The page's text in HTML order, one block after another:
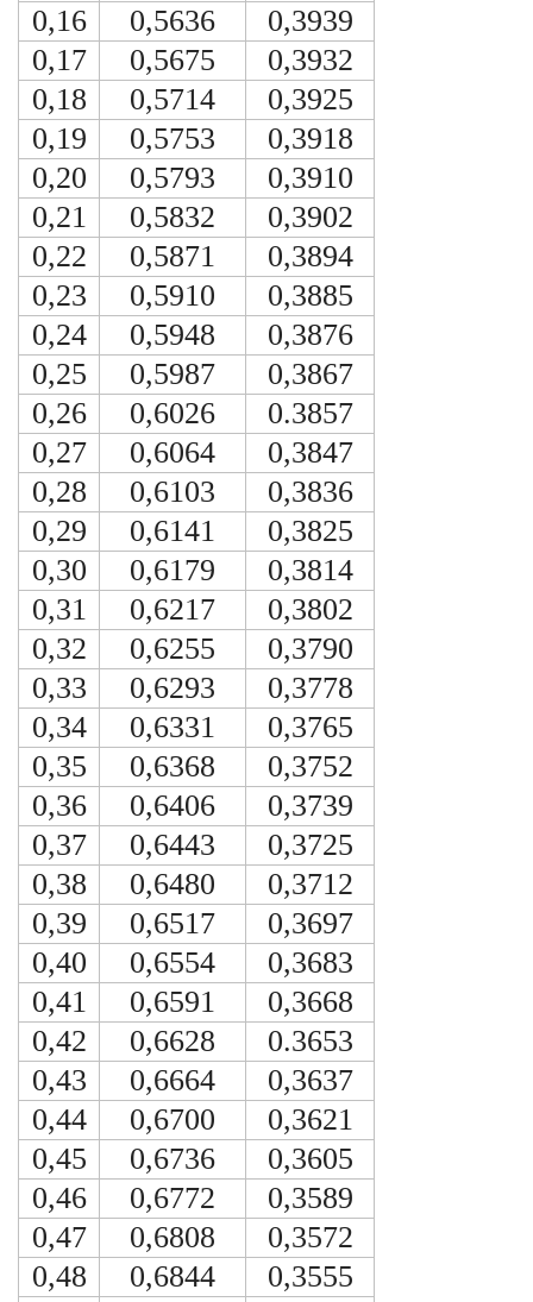
0,16
0,5636
0,3939
0,17
0,5675
0,3932
0,18
0,5714
0,3925
0,19
0,5753
0,3918
0,20
0,5793
0,3910
0,21
0,5832
0,3902
0,22
0,5871
0,3894
0,23
0,5910
0,3885
0,24
0,5948
0,3876
0,25
0,5987
0,3867
0,26
0,6026
0.3857
0,27
0,6064
0,3847
0,28
0,6103
0,3836
0,29
0,6141
0,3825
0,30
0,6179
0,3814
0,31
0,6217
0,3802
0,32
0,6255
0,3790
0,33
0,6293
0,3778
0,34
0,6331
0,3765
0,35
0,6368
0,3752
0,36
0,6406
0,3739
0,37
0,6443
0,3725
0,38
0,6480
0,3712
0,39
0,6517
0,3697
0,40
0,6554
0,3683
0,41
0,6591
0,3668
0,42
0,6628
0.3653
0,43
0,6664
0,3637
0,44
0,6700
0,3621
0,45
0,6736
0,3605
0,46
0,6772
0,3589
0,47
0,6808
0,3572
0,48
0,6844
0,3555